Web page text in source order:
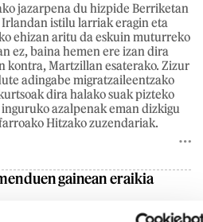
jazarpena du hizpide Berriketan
istilu larriak eragin eta
ehizan aritu da eskuin muturreko
ez, baina hemen ere izan dira
kontra, Martzillan esaterako. Zizur
adingabe migratzaileentzako
dira halako suak pizteko
azalpenak eman dizkigu
Hitzako zuzendariak.
gainean eraikia
historia du hizpide